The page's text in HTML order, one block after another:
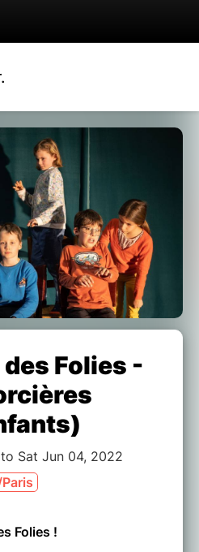
Folies -
Sat Jun 04, 2022
Folies !